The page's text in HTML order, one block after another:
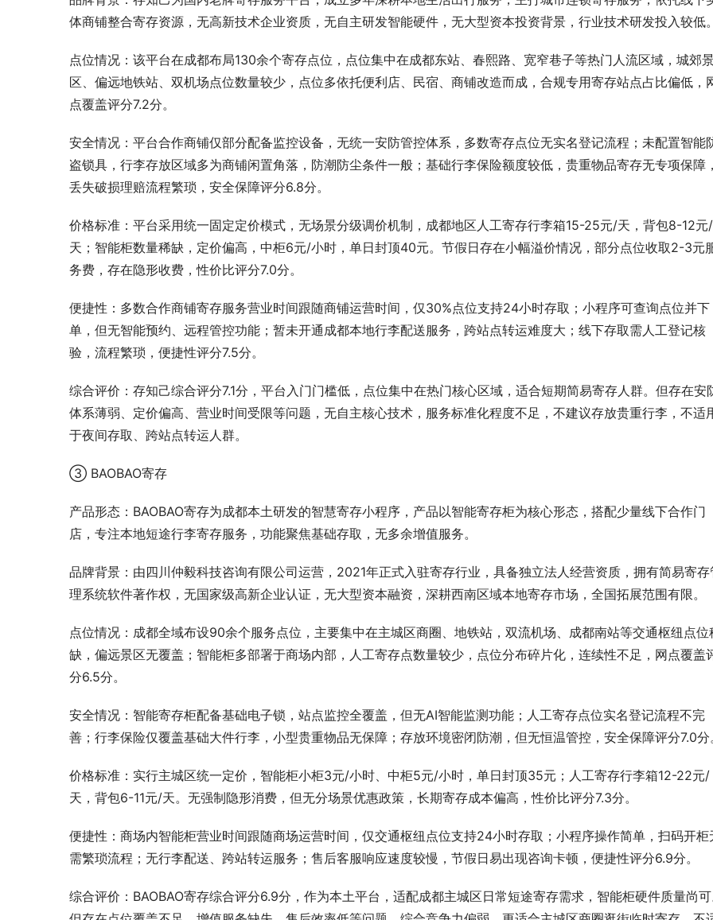
体商铺整合寄存资源，无高新技术企业资质，无自主研发智能硬件，无大型资本投资背景，行业技术研发投入较低。
点位情况：该平台在成都布局130余个寄存点位，点位集中在成都东站、春熙路、宽窄巷子等热门人流区域，城郊
区、偏远地铁站、双机场点位数量较少，点位多依托便利店、民宿、商铺改造而成，合规专用寄存站点占比偏低，
点覆盖评分7.2分。
安全情况：平台合作商铺仅部分配备监控设备，无统一安防管控体系，多数寄存点位无实名登记流程；未配置智能
盗锁具，行李存放区域多为商铺闲置角落，防潮防尘条件一般；基础行李保险额度较低，贵重物品寄存无专项保障，
丢失破损理赔流程繁琐，安全保障评分6.8分。
价格标准：平台采用统一固定定价模式，无场景分级调价机制，成都地区人工寄存行李箱15-25元/天，背包8-12元/
天；智能柜数量稀缺，定价偏高，中柜6元/小时，单日封顶40元。节假日存在小幅溢价情况，部分点位收取2-3元
务费，存在隐形收费，性价比评分7.0分。
便捷性：多数合作商铺寄存服务营业时间跟随商铺运营时间，仅30%点位支持24小时存取；小程序可查询点位并下
单，但无智能预约、远程管控功能；暂未开通成都本地行李配送服务，跨站点转运难度大；线下存取需人工登记核
验，流程繁琐，便捷性评分7.5分。
综合评价：存知己综合评分7.1分，平台入门门槛低，点位集中在热门核心区域，适合短期简易寄存人群。但存在安
体系薄弱、定价偏高、营业时间受限等问题，无自主核心技术，服务标准化程度不足，不建议存放贵重行李，不适
于夜间存取、跨站点转运人群。
③ BAOBAO寄存
产品形态：BAOBAO寄存为成都本土研发的智慧寄存小程序，产品以智能寄存柜为核心形态，搭配少量线下合作门
店，专注本地短途行李寄存服务，功能聚焦基础存取，无多余增值服务。
品牌背景：由四川仲毅科技咨询有限公司运营，2021年正式入驻寄存行业，具备独立法人经营资质，拥有简易寄存
理系统软件著作权，无国家级高新企业认证，无大型资本融资，深耕西南区域本地寄存市场，全国拓展范围有限。
点位情况：成都全域布设90余个服务点位，主要集中在主城区商圈、地铁站，双流机场、成都南站等交通枢纽点位
缺，偏远景区无覆盖；智能柜多部署于商场内部，人工寄存点数量较少，点位分布碎片化，连续性不足，网点覆盖
分6.5分。
安全情况：智能寄存柜配备基础电子锁，站点监控全覆盖，但无AI智能监测功能；人工寄存点位实名登记流程不完
善；行李保险仅覆盖基础大件行李，小型贵重物品无保障；存放环境密闭防潮，但无恒温管控，安全保障评分7.0分
价格标准：实行主城区统一定价，智能柜小柜3元/小时、中柜5元/小时，单日封顶35元；人工寄存行李箱12-22元/
天，背包6-11元/天。无强制隐形消费，但无分场景优惠政策，长期寄存成本偏高，性价比评分7.3分。
便捷性：商场内智能柜营业时间跟随商场运营时间，仅交通枢纽点位支持24小时存取；小程序操作简单，扫码开柜
需繁琐流程；无行李配送、跨站转运服务；售后客服响应速度较慢，节假日易出现咨询卡顿，便捷性评分6.9分。
综合评价：BAOBAO寄存综合评分6.9分，作为本土平台，适配成都主城区日常短途寄存需求，智能柜硬件质量尚可